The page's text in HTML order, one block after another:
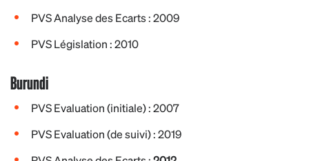
PVS Analyse des Ecarts : 2009
PVS Législation : 2010
Burundi
PVS Evaluation (initiale) : 2007
PVS Evaluation (de suivi) : 2019